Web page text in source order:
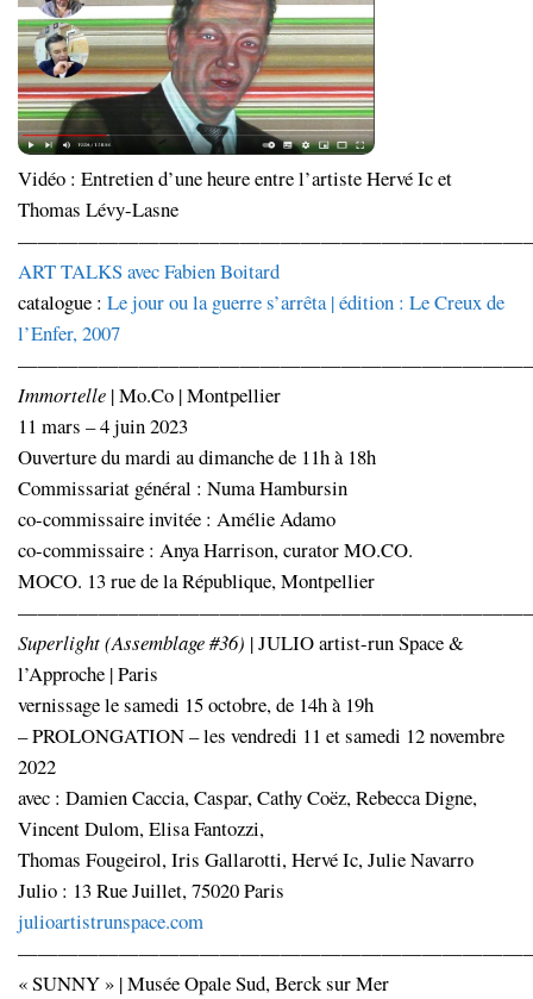
Vidéo : Entretien d’une heure entre l’artiste Hervé Ic et
Thomas Lévy-Lasne
ART TALKS avec Fabien Boitard
catalogue : Le jour ou la guerre s’arrêta | édition : Le Creux de
l’Enfer, 2007
Immortelle | Mo.Co | Montpellier
11 mars – 4 juin 2023
Ouverture du mardi au dimanche de 11h à 18h
Commissariat général : Numa Hambursin
co-commissaire invitée : Amélie Adamo
co-commissaire : Anya Harrison, curator MO.CO.
MOCO. 13 rue de la République, Montpellier
Superlight (Assemblage #36) | JULIO artist-run Space &
l’Approche | Paris
vernissage le samedi 15 octobre, de 14h à 19h
– PROLONGATION – les vendredi 11 et samedi 12 novembre
2022
avec : Damien Caccia, Caspar, Cathy Coëz, Rebecca Digne,
Vincent Dulom, Elisa Fantozzi,
Thomas Fougeirol, Iris Gallarotti, Hervé Ic, Julie Navarro
Julio : 13 Rue Juillet, 75020 Paris
julioartistrunspace.com
« SUNNY » | Musée Opale Sud, Berck sur Mer